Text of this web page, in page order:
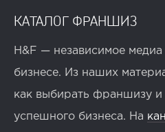
КАТАЛОГ ФРАНШИЗ
H&F — независимое
бизнесе. Из наших
как выбирать франшизу и
успешного бизнеса. На